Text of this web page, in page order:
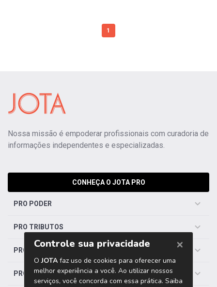
1
Nossa missão é empoderar profissionais com curadoria de
informações independentes e especializadas.
CONHEÇA O JOTA PRO
PRO PODER
PRO TRIBUTOS
PRO TRABALHISTA
PRO SAÚDE